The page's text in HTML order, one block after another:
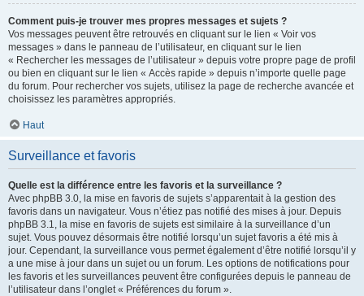
Comment puis-je trouver mes propres messages et sujets ?
Vos messages peuvent être retrouvés en cliquant sur le lien « Voir vos
messages » dans le panneau de l’utilisateur, en cliquant sur le lien
« Rechercher les messages de l’utilisateur » depuis votre propre page de profil
ou bien en cliquant sur le lien « Accès rapide » depuis n’importe quelle page
du forum. Pour rechercher vos sujets, utilisez la page de recherche avancée et
choisissez les paramètres appropriés.
Haut
Surveillance et favoris
Quelle est la différence entre les favoris et la surveillance ?
Avec phpBB 3.0, la mise en favoris de sujets s’apparentait à la gestion des
favoris dans un navigateur. Vous n’étiez pas notifié des mises à jour. Depuis
phpBB 3.1, la mise en favoris de sujets est similaire à la surveillance d’un
sujet. Vous pouvez désormais être notifié lorsqu’un sujet favoris a été mis à
jour. Cependant, la surveillance vous permet également d’être notifié lorsqu’il y
a une mise à jour dans un sujet ou un forum. Les options de notifications pour
les favoris et les surveillances peuvent être configurées depuis le panneau de
l’utilisateur dans l’onglet « Préférences du forum ».